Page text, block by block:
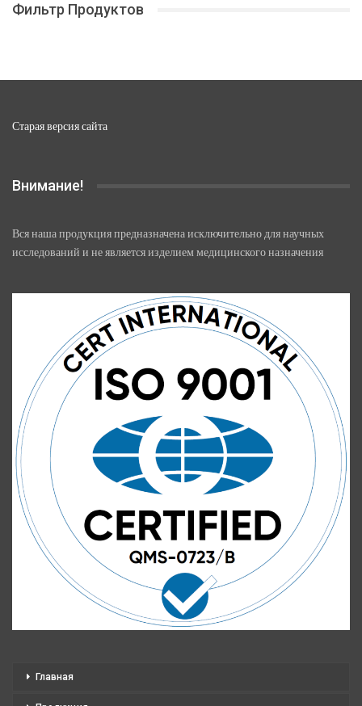
Фильтр Продуктов
Старая версия сайта
Внимание!
Вся наша продукция предназначена исключительно для научных
исследований и не является изделием медицинского назначения
Главная